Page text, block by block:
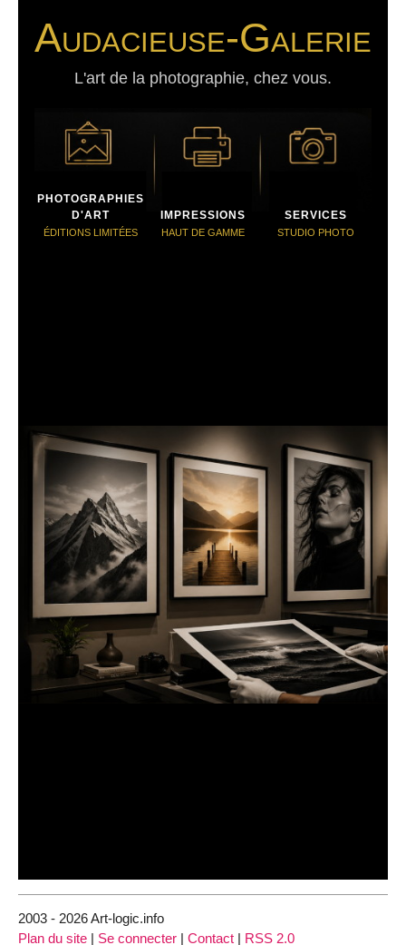
Audacieuse-Galerie
L'art de la photographie, chez vous.
PHOTOGRAPHIES
D'ART
ÉDITIONS LIMITÉES
IMPRESSIONS
HAUT DE GAMME
SERVICES
STUDIO PHOTO
2003 - 2026 Art-logic.info
Plan du site | Se connecter | Contact | RSS 2.0